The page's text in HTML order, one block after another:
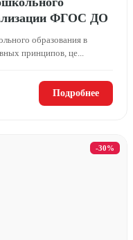
ФГОС ДО
образования в
принципов, це...
Подробнее
-30%